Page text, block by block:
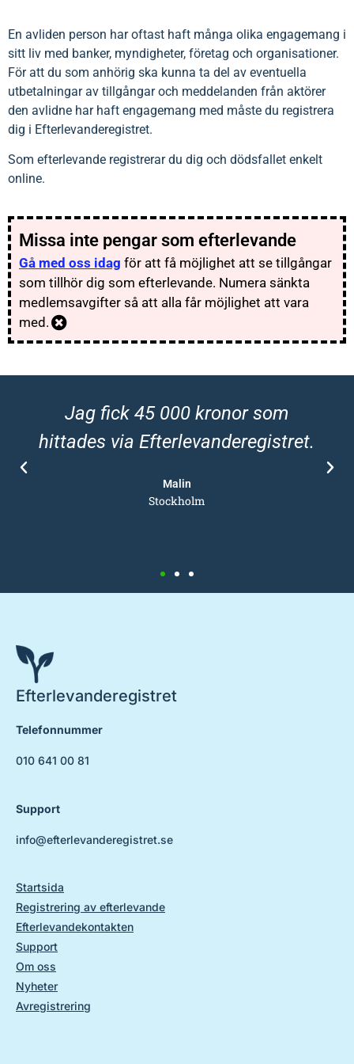
En avliden person har oftast haft många olika engagemang i
sitt liv med banker, myndigheter, företag och organisationer.
För att du som anhörig ska kunna ta del av eventuella
utbetalningar av tillgångar och meddelanden från aktörer
den avlidne har haft engagemang med måste du registrera
dig i Efterlevanderegistret.
Som efterlevande registrerar du dig och dödsfallet enkelt
online.
Missa inte pengar som efterlevande
Gå med oss idag för att få möjlighet att se tillgångar
som tillhör dig som efterlevande. Numera sänkta
medlemsavgifter så att alla får möjlighet att vara
med.
Jag fick 45 000 kronor som
hittades via Efterlevanderegistret.
Malin
Stockholm
Efterlevanderegistret
Telefonnummer
010 641 00 81
Support
info@efterlevanderegistret.se
Startsida
Registrering av efterlevande
Efterlevandekontakten
Support
Om oss
Nyheter
Avregistrering